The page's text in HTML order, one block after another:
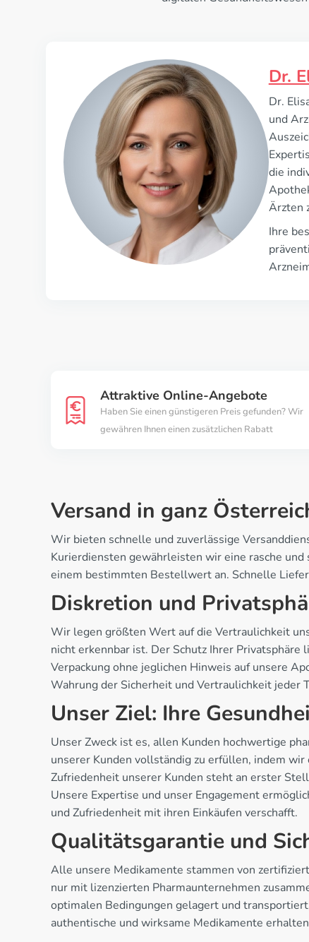
Dr.
Dr.
und
die
Ärzten
Ihre
Attraktive Online-Angebote
Haben Sie einen günstigeren Preis gefunden? Wir
gewähren Ihnen einen zusätzlichen Rabatt
Versand in ganz
Wir bieten schnelle und zuverlässige
Kurierdiensten gewährleisten wir eine rasche
einem bestimmten Bestellwert an. Schnelle
Diskretion und
Wir legen größten Wert auf die Vertraulichkeit
nicht erkennbar ist. Der Schutz Ihrer
Verpackung ohne jeglichen Hinweis auf unsere
Wahrung der Sicherheit und Vertraulichkeit jeder
Unser Ziel: Ihre
Unser Zweck ist es, allen Kunden hochwertige
unserer Kunden vollständig zu erfüllen, indem
Zufriedenheit unserer Kunden steht an erster
Unsere Expertise und unser Engagement
und Zufriedenheit mit ihren Einkäufen verschafft.
Qualitätsgarantie und
Alle unsere Medikamente stammen von
nur mit lizenzierten Pharmaunternehmen
optimalen Bedingungen gelagert und
authentische und wirksame Medikamente